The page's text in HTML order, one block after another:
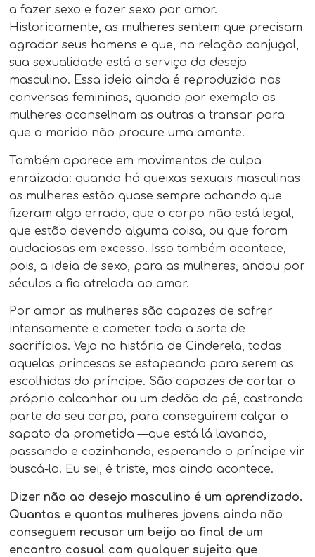
a fazer sexo e fazer sexo por amor.
Historicamente, as mulheres sentem que precisam
agradar seus homens e que, na relação conjugal,
sua sexualidade está a serviço do desejo
masculino. Essa ideia ainda é reproduzida nas
conversas femininas, quando por exemplo as
mulheres aconselham as outras a transar para
que o marido não procure uma amante.
Também aparece em movimentos de culpa
enraizada: quando há queixas sexuais masculinas
as mulheres estão quase sempre achando que
fizeram algo errado, que o corpo não está legal,
que estão devendo alguma coisa, ou que foram
audaciosas em excesso. Isso também acontece,
pois, a ideia de sexo, para as mulheres, andou por
séculos a fio atrelada ao amor.
Por amor as mulheres são capazes de sofrer
intensamente e cometer toda a sorte de
sacrifícios. Veja na história de Cinderela, todas
aquelas princesas se estapeando para serem as
escolhidas do príncipe. São capazes de cortar o
próprio calcanhar ou um dedão do pé, castrando
parte do seu corpo, para conseguirem calçar o
sapato da prometida —que está lá lavando,
passando e cozinhando, esperando o príncipe vir
buscá-la. Eu sei, é triste, mas ainda acontece.
Dizer não ao desejo masculino é um aprendizado.
Quantas e quantas mulheres jovens ainda não
conseguem recusar um beijo ao final de um
encontro casual com qualquer sujeito que